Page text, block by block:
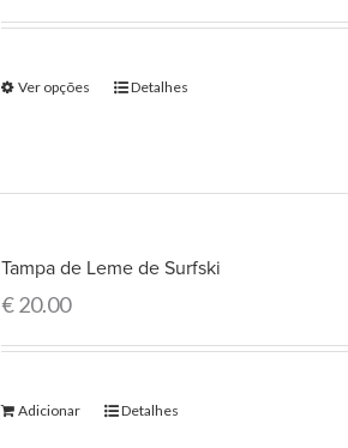
Ver opções Detalhes
Tampa de Leme de Surfski
€20.00
Adicionar Detalhes